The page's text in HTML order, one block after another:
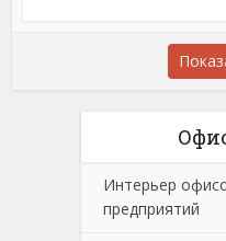
Интерьер
предприятий